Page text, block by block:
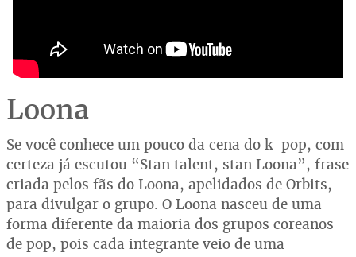
Loona
Se você conhece um pouco da cena do k-pop, com
certeza já escutou “Stan talent, stan Loona”, frase
criada pelos fãs do Loona, apelidados de Orbits,
para divulgar o grupo. O Loona nasceu de uma
forma diferente da maioria dos grupos coreanos
de pop, pois cada integrante veio de uma